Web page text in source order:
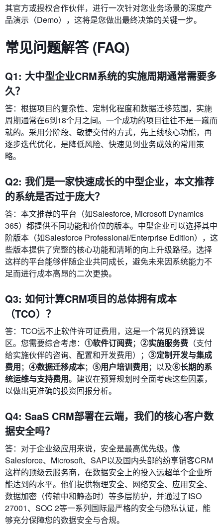
其官方或授权合作伙伴，进行一次针对您业务场景的深度产
品演示（Demo），这将是您做出最终决策的关键一步。
常见问题解答 (FAQ)
Q1: 大中型企业CRM系统的实施周期通常需要多
久？
答：根据项目的复杂性、定制化程度和数据迁移范围，实施
周期通常在6到18个月之间。一个成功的项目往往不是一蹴而
就的。采用分阶段、敏捷交付的方式，先上线核心功能，再
逐步迭代优化，是降低风险、快速见到业务成效的常用策
略。
Q2: 我们是一家快速成长的中型企业，本文推荐
的系统是否过于庞大？
答：本文推荐的平台（如Salesforce, Microsoft Dynamics
365）都提供不同功能和价位的版本。中型企业可以选择其中
阶版本（如Salesforce Professional/Enterprise Edition），这
些版本提供了完整的核心功能和清晰的向上升级路径。选择
这样的平台能够伴随企业共同成长，避免未来因系统能力不
足而进行成本高昂的二次更换。
Q3: 如何计算CRM项目的总体拥有成本
（TCO）？
答：TCO远不止软件许可证费用，这是一个常见的预算误
区。您需要综合考虑： ①软件订阅费； ②实施服务费 （支付
给实施伙伴的咨询、配置和开发费用）； ③定制开发与集成
费用； ④数据迁移成本； ⑤用户培训费用；以及⑥长期的系
统运维与支持费用。建议在预算规划时全面考虑这些因素，
以做出更准确的投资回报分析。
Q4: SaaS CRM部署在云端，我们的核心客户数
据安全吗？
答：对于企业级应用来说，安全是最高优先级。像
Salesforce、Microsoft、SAP以及国内头部的纷享销客CRM
这样的顶级云服务商，在数据安全上的投入远超单个企业所
能达到的水平。他们提供物理安全、网络安全、应用安全、
数据加密（传输中和静态时）等多层防护，并通过了ISO
27001、SOC 2等一系列国际最严格的安全与隐私认证，能
够充分保障您的数据安全与合规。